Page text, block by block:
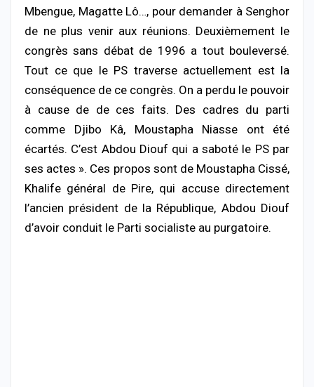
Mbengue, Magatte Lô…, pour demander à Senghor
de ne plus venir aux réunions. Deuxièmement le
congrès sans débat de 1996 a tout bouleversé.
Tout ce que le PS traverse actuellement est la
conséquence de ce congrès. On a perdu le pouvoir
à cause de de ces faits. Des cadres du parti
comme Djibo Kâ, Moustapha Niasse ont été
écartés. C’est Abdou Diouf qui a saboté le PS par
ses actes ». Ces propos sont de Moustapha Cissé,
Khalife général de Pire, qui accuse directement
l’ancien président de la République, Abdou Diouf
d’avoir conduit le Parti socialiste au purgatoire.